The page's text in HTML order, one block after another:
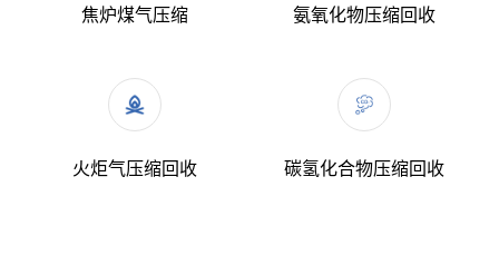
焦炉煤气压缩 氨氧化物压缩回收
火炬气压缩回收 碳氢化合物压缩回收